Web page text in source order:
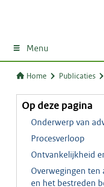
Menu
Home Publicaties
Op deze pagina
Onderwerp van
Procesverloop
Ontvankelijkheid
Overwegingen ten
en het bestreden